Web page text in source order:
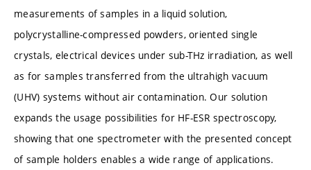
measurements of samples in a liquid solution,
polycrystalline-compressed powders, oriented single
crystals, electrical devices under sub-THz irradiation, as well
as for samples transferred from the ultrahigh vacuum
(UHV) systems without air contamination. Our solution
expands the usage possibilities for HF-ESR spectroscopy,
showing that one spectrometer with the presented concept
of sample holders enables a wide range of applications.